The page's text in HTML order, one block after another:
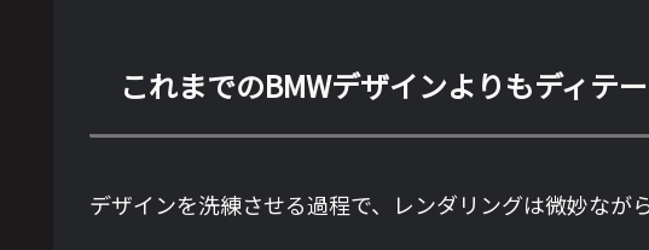
これまでのBMWデザインよりもディテ
デザインを洗練させる過程で、レンダリングは微妙なが